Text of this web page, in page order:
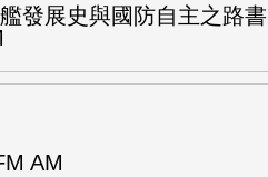
發展史與國防自主之路書
AM